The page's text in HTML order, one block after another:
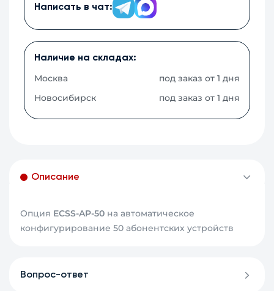
Написать в чат:
Наличие на складах:
Москва
под заказ от 1 дня
Новосибирск
под заказ от 1 дня
Описание
Опция ECSS-AP-50 на автоматическое
конфигурирование 50 абонентских устройств
Вопрос-ответ